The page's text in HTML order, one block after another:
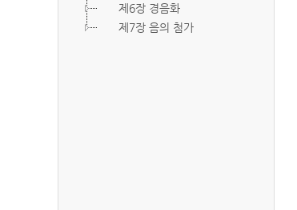
제6장 경음화
제7장 음의 첨가